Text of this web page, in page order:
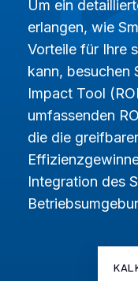
Um ein
erlangen, wie
Vorteile für Ihre
kann, besuchen
Impact Tool
umfassenden
die die
Integration des